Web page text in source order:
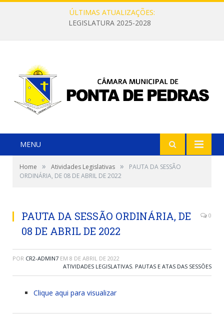
ÚLTIMAS ATUALIZAÇÕES:
LEGISLATURA 2025-2028
MENU
Home » Atividades Legislativas »
PAUTA DA SESSÃO
ORDINÁRIA, DE 08 DE ABRIL DE 2022
PAUTA DA SESSÃO ORDINÁRIA, DE
08 DE ABRIL DE 2022
0
POR CR2-ADMIN7 EM 8 DE ABRIL DE 2022
ATIVIDADES LEGISLATIVAS, PAUTAS E ATAS DAS SESSÕES
Clique aqui para visualizar